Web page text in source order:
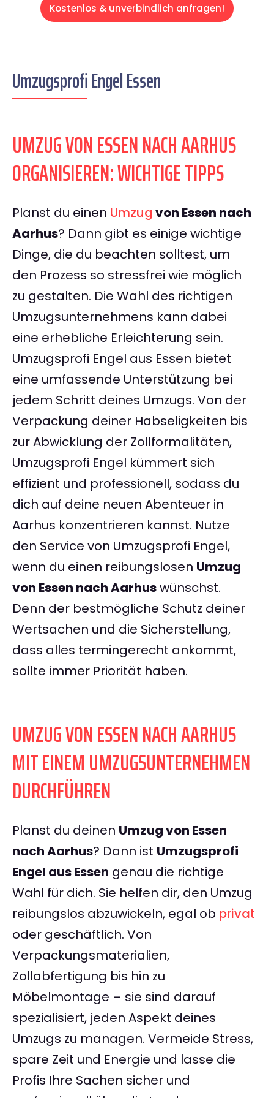
Kostenlos & unverbindlich anfragen!
Umzugsprofi Engel Essen
UMZUG VON ESSEN NACH AARHUS
ORGANISIEREN: WICHTIGE TIPPS
Planst du einen Umzugvon Essen nach
Aarhus? Dann gibt es einige wichtige
Dinge, die du beachten solltest, um
den Prozess so stressfrei wie möglich
zu gestalten. Die Wahl des richtigen
Umzugsunternehmens kann dabei
eine erhebliche Erleichterung sein.
Umzugsprofi Engel aus Essen bietet
eine umfassende Unterstützung bei
jedem Schritt deines Umzugs. Von der
Verpackung deiner Habseligkeiten bis
zur Abwicklung der Zollformalitäten,
Umzugsprofi Engel kümmert sich
effizient und professionell, sodass du
dich auf deine neuen Abenteuer in
Aarhus konzentrieren kannst. Nutze
den Service von Umzugsprofi Engel,
wenn du einen reibungslosen Umzug
von Essen nach Aarhuswünschst.
Denn der bestmögliche Schutz deiner
Wertsachen und die Sicherstellung,
dass alles termingerecht ankommt,
sollte immer Priorität haben.
UMZUG VON ESSEN NACH AARHUS
MIT EINEM UMZUGSUNTERNEHMEN
DURCHFÜHREN
Planst du deinen Umzug von Essen
nach Aarhus? Dann ist Umzugsprofi
Engel aus Essen genau die richtige
Wahl für dich. Sie helfen dir, den Umzug
reibungslos abzuwickeln, egal ob privat
oder geschäftlich. Von
Verpackungsmaterialien,
Zollabfertigung bis hin zu
Möbelmontage – sie sind darauf
spezialisiert, jeden Aspekt deines
Umzugs zu managen. Vermeide Stress,
spare Zeit und Energie und lasse die
Profis Ihre Sachen sicher und